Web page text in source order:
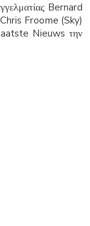
Bernard
Chris Froome (Sky)
Nieuws την